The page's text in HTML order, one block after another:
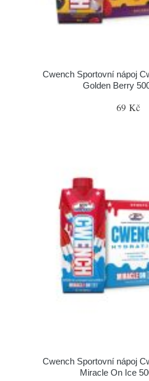
Cwench Sportovní nápoj
Golden Berry
69 Kč
Cwench Sportovní nápoj
Miracle On Ice